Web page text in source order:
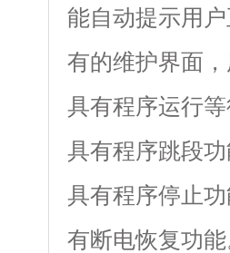
能自动提示用户正
有的维护界面
具有程序运行等
具有程序跳段功能
具有程序停止功
有断电恢复功能